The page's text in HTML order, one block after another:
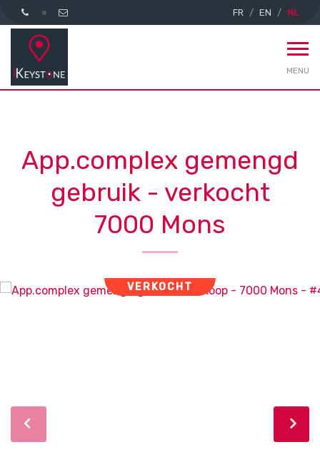
FR EN NL
MENU
App.complex gemengd
gebruik - verkocht
7000 Mons
VERKOCHT